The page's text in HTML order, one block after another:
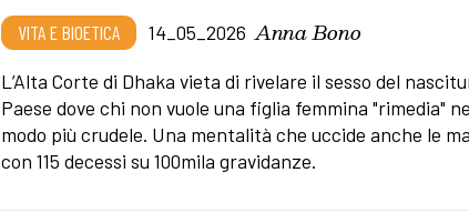
VITA E BIOETICA 14_05_2026 Anna Bono
L’Alta Corte di Dhaka vieta di rivelare il sesso del
Paese dove chi non vuole una figlia femmina "rimedia"
modo più crudele. Una mentalità che uccide anche le
con 115 decessi su 100mila gravidanze.